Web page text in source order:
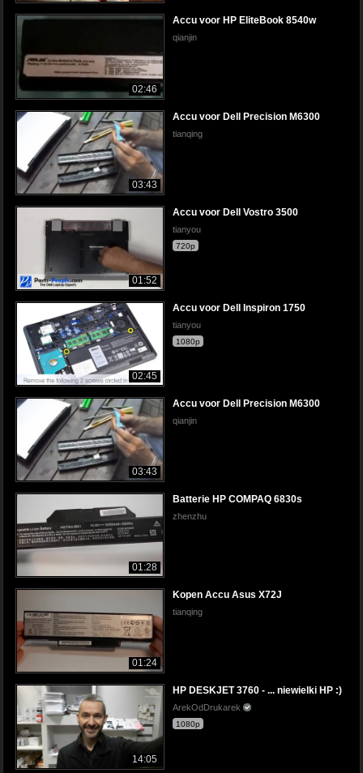
02:46
Accu voor HP EliteBook 8540w
qianjin
03:43
Accu voor Dell Precision M6300
tianqing
01:52
Accu voor Dell Vostro 3500
tianyou
720p
02:45
Accu voor Dell Inspiron 1750
tianyou
1080p
03:43
Accu voor Dell Precision M6300
qianjin
01:28
Batterie HP COMPAQ 6830s
zhenzhu
01:24
Kopen Accu Asus X72J
tianqing
14:05
HP DESKJET 3760 - ... niewielki HP :)
ArekOdDrukarek
1080p